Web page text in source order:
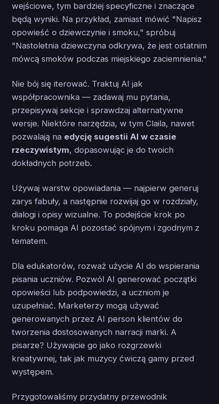
wejściowe, tym bardziej specyficzne i znaczące
będą wyniki. Na przykład, zamiast mówić "Napisz
opowieść o dziewczynie i smoku," spróbuj
"Nastoletnia dziewczyna odkrywa, że jest ostatnim
mówcą smoków podczas miejskiego zaciemnienia."
Nie bój się iterować. Traktuj AI jak
współpracownika — zadawaj mu pytania,
przepisywaj sekcje i sprawdzaj alternatywne
wersje. Niektóre narzędzia, w tym Claila, nawet
pozwalają na edycję sugestii AI w czasie
rzeczywistym, dopasowując je do twoich
dokładnych potrzeb.
Używaj warstw opowiadania — najpierw generuj
zarys fabuły, a następnie rozwijaj go w rozdziały,
dialogi i opisy wizualne. To podejście krok po
kroku pomaga AI pozostać spójnym i zgodnym z
tematem.
Dla edukatorów, rozważ użycie AI do wspierania
pisania uczniów. Pozwól AI generować początki
opowieści lub podpowiedzi, a uczniom je
uzupełniać. Marketerzy mogą używać
generowanych przez AI person klientów do
tworzenia dostosowanych narracji marki. A
pisarze? Używajcie go jako rozgrzewki
kreatywnej, tak jak muzycy ćwiczą gamy przed
występem.
Przygotowaliśmy przydatny przewodnik